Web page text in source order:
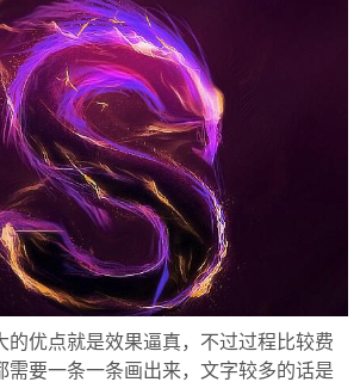
的优点就是效果逼真，不过过程比较费
需要一条一条画出来，文字较多的话是